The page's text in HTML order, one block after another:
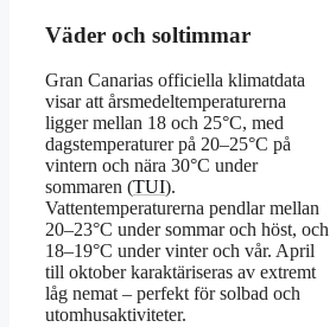
Väder och soltimmar
Gran Canarias officiella klimatdata
visar att årsmedeltemperaturerna
ligger mellan 18 och 25°C, med
dagstemperaturer på 20–25°C på
vintern och nära 30°C under
sommaren (TUI).
Vattentemperaturerna pendlar mellan
20–23°C under sommar och höst, och
18–19°C under vinter och vår. April
till oktober karaktäriseras av extremt
låg nemat – perfekt för solbad och
utomhusaktiviteter.